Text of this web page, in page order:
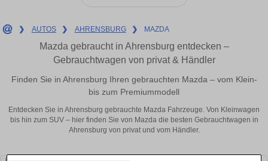
❯ AUTOS ❯ AHRENSBURG ❯ MAZDA
Mazda gebraucht in Ahrensburg entdecken –
Gebrauchtwagen von privat & Händler
Finden Sie in Ahrensburg Ihren gebrauchten Mazda – vom Klein-
bis zum Premiummodell
Entdecken Sie in Ahrensburg gebrauchte Mazda Fahrzeuge. Von Kleinwagen
bis hin zum SUV – hier finden Sie von Mazda die besten Gebrauchtwagen in
Ahrensburg von privat und vom Händler.